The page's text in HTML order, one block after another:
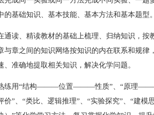
的基础知识、基本技能、基本方法和基本题型
读、精读教材的基础上梳理、归纳知识，按
与章之间的知识网络按知识的内在联系和规律
、准确地提取相关知识，解决化学问题。
练用“结构———位置———性质”、“原
“类比、逻辑推理”、“实验探究”、“建模思